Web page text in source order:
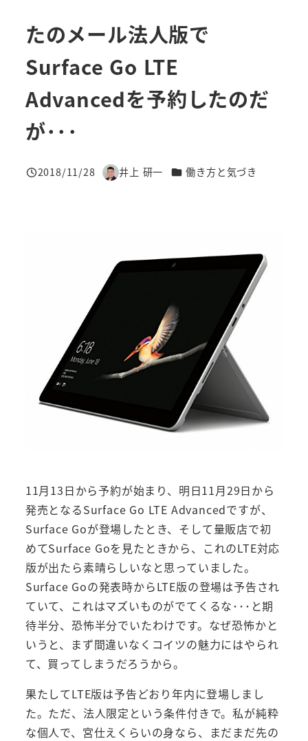
たのメール法人版で
Surface Go LTE
Advancedを予約したのだ
が･･･
投稿日
2018/11/28
著
井上 研一 カテゴリー
働き方と気づき
11月13日から予約が始まり、明日11月29日から
発売となるSurface Go LTE Advancedですが、
Surface Goが登場したとき、そして量販店で初
めてSurface Goを見たときから、これのLTE対応
版が出たら素晴らしいなと思っていました。
Surface Goの発表時からLTE版の登場は予告され
ていて、これはマズいものがでてくるな･･･と期
待半分、恐怖半分でいたわけです。なぜ恐怖かと
いうと、まず間違いなくコイツの魅力にはやられ
て、買ってしまうだろうから。
果たしてLTE版は予告どおり年内に登場しまし
た。ただ、法人限定という条件付きで。私が純粋
な個人で、宮仕えくらいの身なら、まだまだ先の